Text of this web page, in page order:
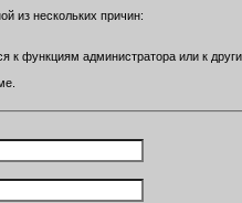
из нескольких причин:
к функциям администратора или к